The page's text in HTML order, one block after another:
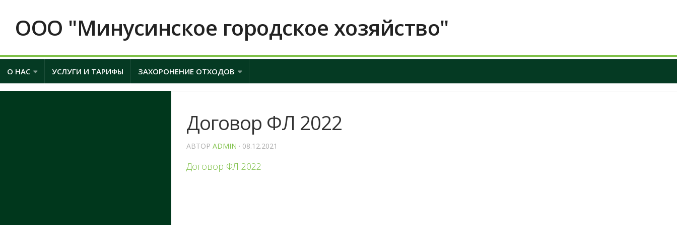
ООО "Минусинское городское хозяйство"
О НАС УСЛУГИ И ТАРИФЫ ЗАХОРОНЕНИЕ ОТХОДОВ
Договор ФЛ 2022
АВТОР ADMIN · 08.12.2021
Договор ФЛ 2022